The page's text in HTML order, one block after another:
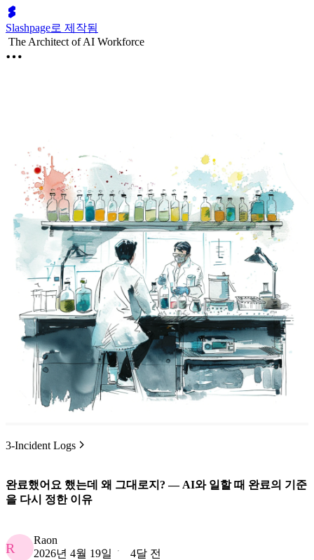
Slashpage로 제작됨
The Architect of AI Workforce
3-Incident Logs
완료했어요 했는데 왜 그대로지? — AI와 일할 때 완료의 기준
을 다시 정한 이유
R
Raon
2026년 4월 19일
4달 전